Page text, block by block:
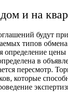
и на
будут
типов
определение цены
в
пересмотр.
которые